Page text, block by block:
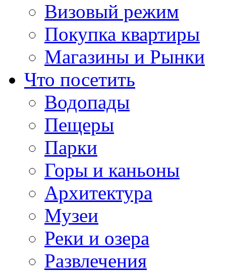
Визовый режим
Покупка квартиры
Магазины и Рынки
Что посетить
Водопады
Пещеры
Парки
Горы и каньоны
Архитектура
Музеи
Реки и озера
Развлечения